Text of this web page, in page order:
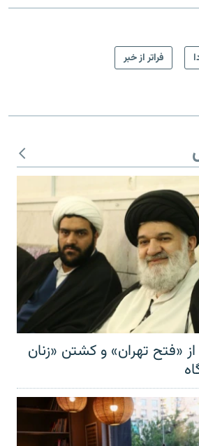
فراتر از خبر
«فتح تهران» و کشتن «زنان